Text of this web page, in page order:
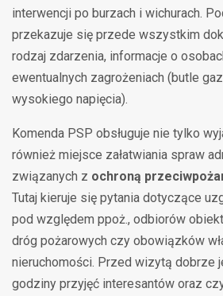
interwencji po burzach i wichurach.
przekazuje się przede wszystkim
rodzaj zdarzenia, informacje o
ewentualnych zagrożeniach (butle
wysokiego napięcia).
Komenda PSP obsługuje nie tylko
również miejsce załatwiania spraw
związanych z ochroną
Tutaj kieruje się pytania dotyczące
pod względem ppoż., odbiorów
dróg pożarowych czy obowiązków
nieruchomości. Przed wizytą dobrze
godziny przyjęć interesantów oraz